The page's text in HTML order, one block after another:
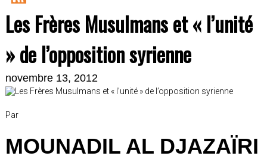
RSS
Les Frères Musulmans et « l’unité
» de l’opposition syrienne
novembre 13, 2012
Par
MOUNADIL AL DJAZAÏRI